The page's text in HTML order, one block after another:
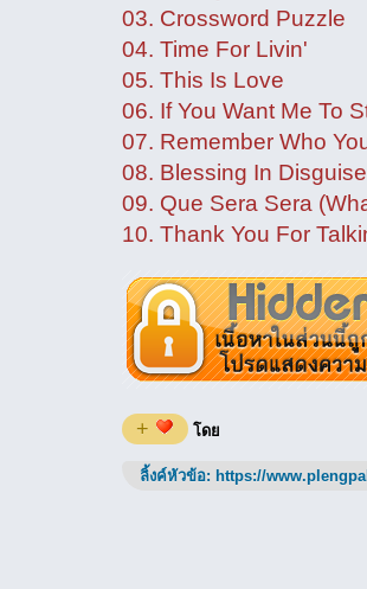
03. Crossword Puzzle
04. Time For Livin'
05. This Is Love
06. If You Want Me To
07. Remember Who
08. Blessing In Disguise
09. Que Sera Sera
10. Thank You For
+ โดย
ลิ้งค์หัวข้อ: https://